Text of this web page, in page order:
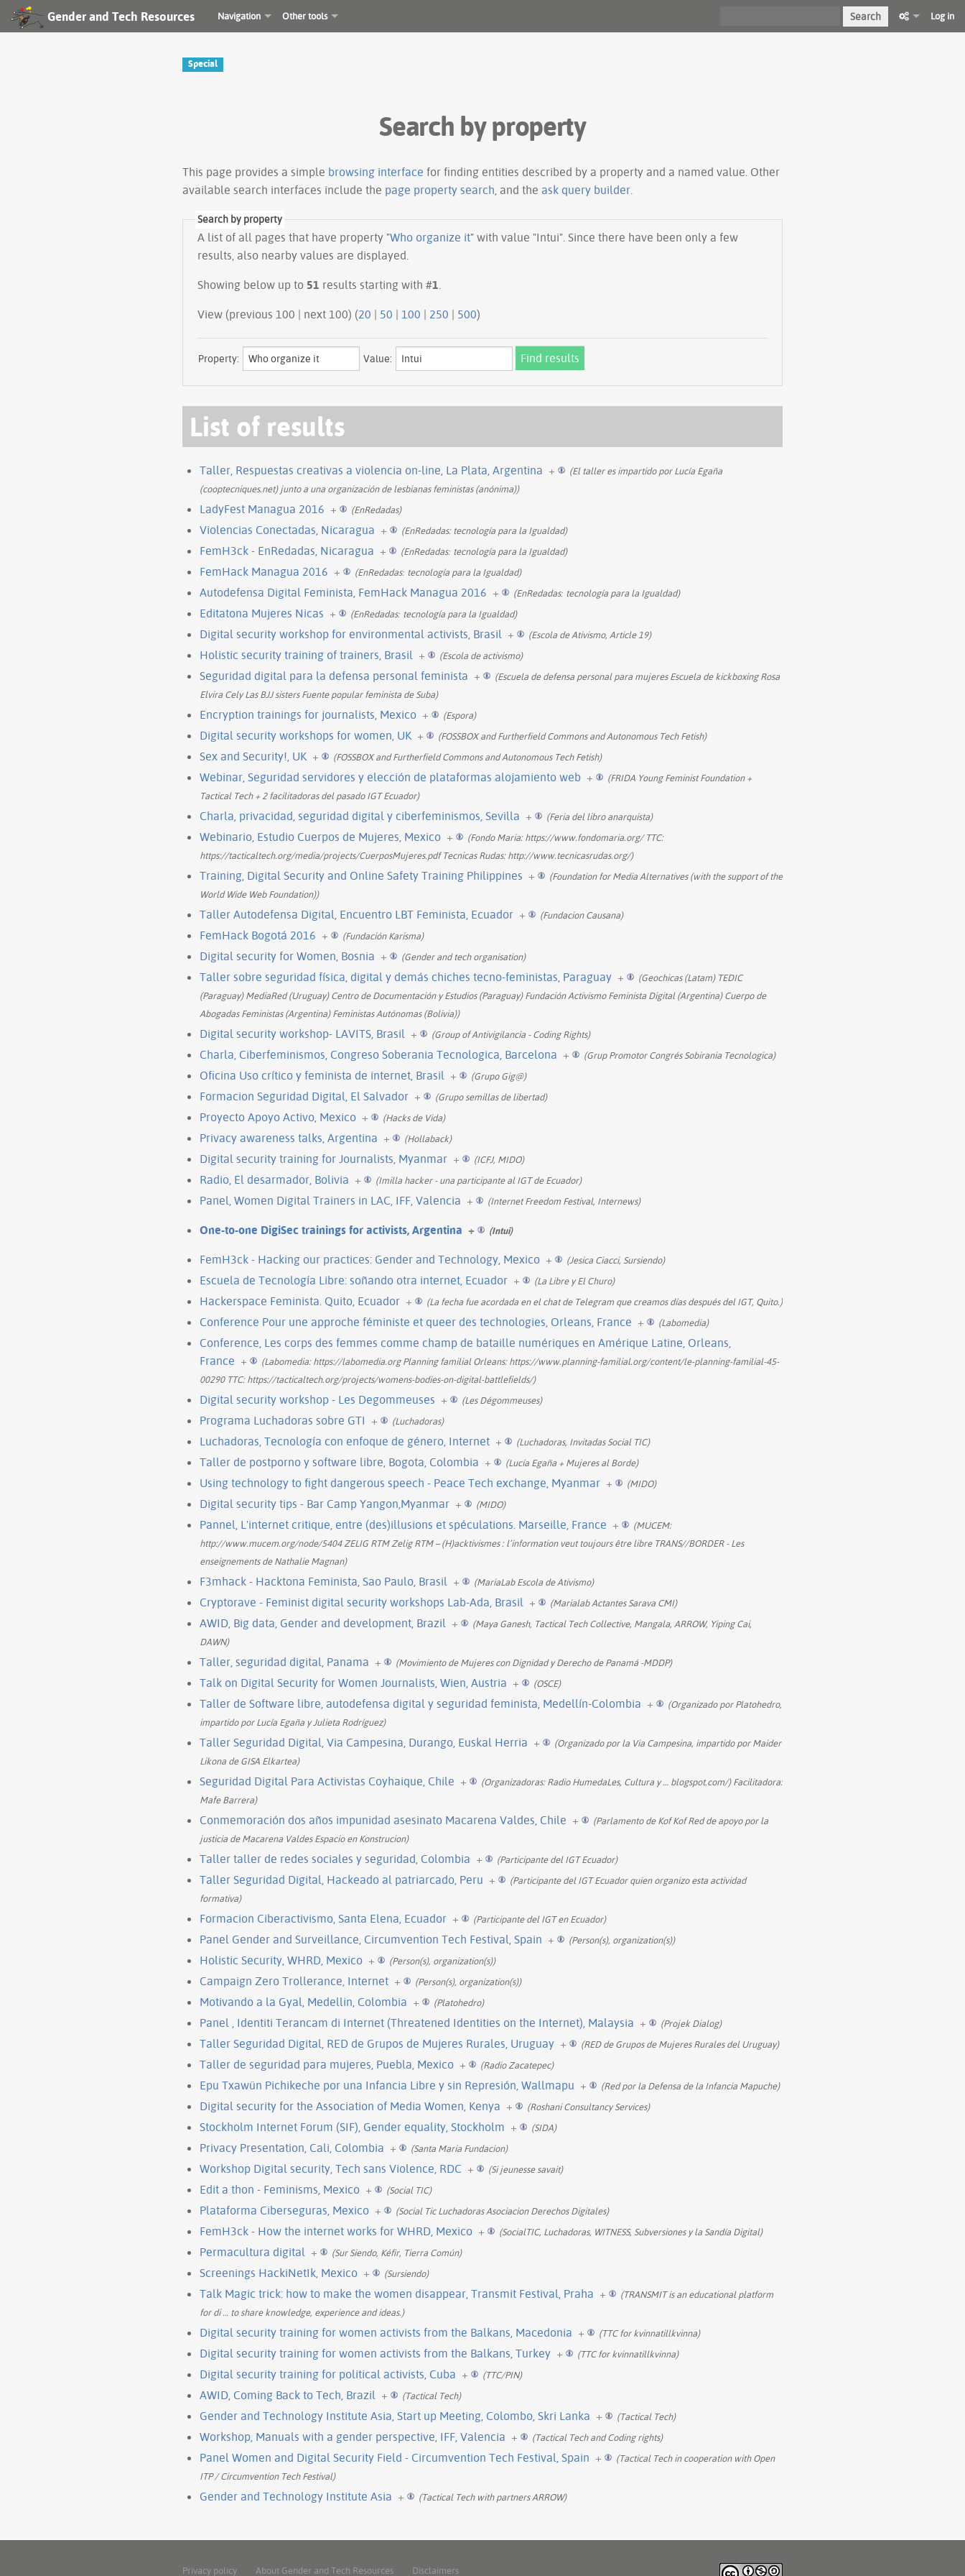
Gender and Tech Resources Navigation Other tools Search Log in
Special
Search by property
This page provides a simple browsing interface for finding entities described by a property and a named value. Other
available search interfaces include the page property search , and the ask query builder
Search by property
A list of all pages that have property "Who organize it" with value "Intui". Since there have been only a few
results, also nearby values are displayed.
Showing below up to 51 results starting with #1
View (previous 100 | next 100) (20 | 50 | 100 | 250 | 500)
Property: Value:
List of results
Taller, Respuestas creativas a violencia on-line, La Plata, Argentina +
(El taller es impartido por Lucía Egaña
(cooptecniques.net) junto a una organización de lesbianas feministas (anónima))
LadyFest Managua 2016 + (EnRedadas)
Violencias Conectadas, Nicaragua + (EnRedadas: tecnología para la Igualdad)
FemH3ck - EnRedadas, Nicaragua + (EnRedadasː tecnología para la Igualdad)
FemHack Managua 2016 + (EnRedadasː tecnología para la Igualdad)
Autodefensa Digital Feminista, FemHack Managua 2016 + (EnRedadasː tecnología para la Igualdad)
Editatona Mujeres Nicas + (EnRedadasː tecnología para la Igualdad)
Digital security workshop for environmental activists, Brasil + (Escola de Ativismo, Article 19)
Holistic security training of trainers, Brasil + (Escola de activismo)
Seguridad digital para la defensa personal feminista +
(Escuela de defensa personal para mujeres Escuela de kickboxing Rosa
Elvira Cely Las BJJ sisters Fuente popular feminista de Suba)
Encryption trainings for journalists, Mexico + (Espora)
Digital security workshops for women, UK + (FOSSBOX and Furtherfield Commons and Autonomous Tech Fetish)
Sex and Security!, UK + (FOSSBOX and Furtherfield Commons and Autonomous Tech Fetish)
Webinar, Seguridad servidores y elección de plataformas alojamiento web +
(FRIDA Young Feminist Foundation +
Tactical Tech + 2 facilitadoras del pasado IGT Ecuador)
Charla, privacidad, seguridad digital y ciberfeminismos, Sevilla + (Feria del libro anarquista)
Webinario, Estudio Cuerpos de Mujeres, Mexico +
(Fondo Maria: https://www.fondomaria.org/ TTC:
https://tacticaltech.org/media/projects/CuerposMujeres.pdf Tecnicas Rudas: http://www.tecnicasrudas.org/)
Training, Digital Security and Online Safety Training Philippines +
(Foundation for Media Alternatives (with the support of the
World Wide Web Foundation))
Taller Autodefensa Digital, Encuentro LBT Feminista, Ecuador + (Fundacion Causana)
FemHack Bogotá 2016 + (Fundación Karisma)
Digital security for Women, Bosnia + (Gender and tech organisation)
Taller sobre seguridad física, digital y demás chiches tecno-feministas, Paraguay +
(Geochicas (Latam) TEDIC
(Paraguay) MediaRed (Uruguay) Centro de Documentación y Estudios (Paraguay) Fundación Activismo Feminista Digital (Argentina) Cuerpo de
Abogadas Feministas (Argentina) Feministas Autónomas (Bolivia))
Digital security workshop- LAVITS, Brasil + (Group of Antivigilancia - Coding Rights)
Charla, Ciberfeminismos, Congreso Soberania Tecnologica, Barcelona + (Grup Promotor Congrés Sobirania Tecnologica)
Oficina Uso crítico y feminista de internet, Brasil + (Grupo Gig@)
Formacion Seguridad Digital, El Salvador + (Grupo semillas de libertad)
Proyecto Apoyo Activo, Mexico + (Hacks de Vida)
Privacy awareness talks, Argentina + (Hollaback)
Digital security training for Journalists, Myanmar + (ICFJ, MIDO)
Radio, El desarmador, Bolivia + (Imilla hacker - una participante al IGT de Ecuador)
Panel, Women Digital Trainers in LAC, IFF, Valencia + (Internet Freedom Festival, Internews)
One-to-one DigiSec trainings for activists, Argentina + (Intui)
FemH3ck - Hacking our practices: Gender and Technology, Mexico + (Jesica Ciacci, Sursiendo)
Escuela de Tecnología Libre: soñando otra internet, Ecuador + (La Libre y El Churo)
Hackerspace Feminista. Quito, Ecuador + (La fecha fue acordada en el chat de Telegram que creamos días después del IGT, Quito.)
Conference Pour une approche féministe et queer des technologies, Orleans, France + (Labomedia)
Conference, Les corps des femmes comme champ de bataille numériques en Amérique Latine, Orleans,
France +
(Labomedia: https://labomedia.org Planning familial Orleans: https://www.planning-familial.org/content/le-planning-familial-45-
00290 TTC: https://tacticaltech.org/projects/womens-bodies-on-digital-battlefields/)
Digital security workshop - Les Degommeuses + (Les Dégommeuses)
Programa Luchadoras sobre GTI + (Luchadoras)
Luchadoras, Tecnología con enfoque de género, Internet + (Luchadoras, Invitadas Social TIC)
Taller de postporno y software libre, Bogota, Colombia + (Lucía Egaña + Mujeres al Borde)
Using technology to fight dangerous speech - Peace Tech exchange, Myanmar + (MIDO)
Digital security tips - Bar Camp Yangon,Myanmar + (MIDO)
Pannel, L'internet critique, entre (des)illusions et spéculations. Marseille, France +
(MUCEM:
http://www.mucem.org/node/5404 ZELIG RTM Zelig RTM – (H)acktivismes : l’information veut toujours être libre TRANS//BORDER - Les
enseignements de Nathalie Magnan)
F3mhack - Hacktona Feminista, Sao Paulo, Brasil + (MariaLab Escola de Ativismo)
Cryptorave - Feminist digital security workshops Lab-Ada, Brasil + (Marialab Actantes Sarava CMI)
AWID, Big data, Gender and development, Brazil +
(Maya Ganesh, Tactical Tech Collective, Mangala, ARROW, Yiping Cai,
DAWN)
Taller, seguridad digital, Panama + (Movimiento de Mujeres con Dignidad y Derecho de Panamá -MDDP)
Talk on Digital Security for Women Journalists, Wien, Austria + (OSCE)
Taller de Software libre, autodefensa digital y seguridad feminista, Medellín-Colombia +
(Organizado por Platohedro,
impartido por Lucía Egaña y Julieta Rodríguez)
Taller Seguridad Digital, Via Campesina, Durango, Euskal Herria +
(Organizado por la Via Campesina, impartido por Maider
Likona de GISA Elkartea)
Seguridad Digital Para Activistas Coyhaique, Chile + (Organizadoras: Radio HumedaLes, Cultura y… blogspot.com/) Facilitadora:
Mafe Barrera)
Conmemoración dos años impunidad asesinato Macarena Valdes, Chile +
(Parlamento de Kof Kof Red de apoyo por la
justicia de Macarena Valdes Espacio en Konstrucion)
Taller taller de redes sociales y seguridad, Colombia + (Participante del IGT Ecuador)
Taller Seguridad Digital, Hackeado al patriarcado, Peru +
(Participante del IGT Ecuador quien organizo esta actividad
formativa)
Formacion Ciberactivismo, Santa Elena, Ecuador + (Participante del IGT en Ecuador)
Panel Gender and Surveillance, Circumvention Tech Festival, Spain + (Person(s), organization(s))
Holistic Security, WHRD, Mexico + (Person(s), organization(s))
Campaign Zero Trollerance, Internet + (Person(s), organization(s))
Motivando a la Gyal, Medellin, Colombia + (Platohedro)
Panel , Identiti Terancam di Internet (Threatened Identities on the Internet), Malaysia + (Projek Dialog)
Taller Seguridad Digital, RED de Grupos de Mujeres Rurales, Uruguay + (RED de Grupos de Mujeres Rurales del Uruguay)
Taller de seguridad para mujeres, Puebla, Mexico + (Radio Zacatepec)
Epu Txawün Pichikeche por una Infancia Libre y sin Represión, Wallmapu + (Red por la Defensa de la Infancia Mapuche)
Digital security for the Association of Media Women, Kenya + (Roshani Consultancy Services)
Stockholm Internet Forum (SIF), Gender equality, Stockholm + (SIDA)
Privacy Presentation, Cali, Colombia + (Santa Maria Fundacion)
Workshop Digital security, Tech sans Violence, RDC + (Si jeunesse savait)
Edit a thon - Feminisms, Mexico + (Social TIC)
Plataforma Ciberseguras, Mexico + (Social Tic Luchadoras Asociacion Derechos Digitales)
FemH3ck - How the internet works for WHRD, Mexico + (SocialTIC, Luchadoras, WITNESS, Subversiones y la Sandía Digital)
Permacultura digital + (Sur Siendo, Kéfir, Tierra Común)
Screenings HackiNetIk, Mexico + (Sursiendo)
Talk Magic trick: how to make the women disappear, Transmit Festival, Praha +
(TRANSMIT is an educational platform
for di… to share knowledge, experience and ideas.)
Digital security training for women activists from the Balkans, Macedonia + (TTC for kvinnatillkvinna)
Digital security training for women activists from the Balkans, Turkey + (TTC for kvinnatillkvinna)
Digital security training for political activists, Cuba + (TTC/PIN)
AWID, Coming Back to Tech, Brazil + (Tactical Tech)
Gender and Technology Institute Asia, Start up Meeting, Colombo, Skri Lanka + (Tactical Tech)
Workshop, Manuals with a gender perspective, IFF, Valencia + (Tactical Tech and Coding rights)
Panel Women and Digital Security Field - Circumvention Tech Festival, Spain +
(Tactical Tech in cooperation with Open
ITP / Circumvention Tech Festival)
Gender and Technology Institute Asia + (Tactical Tech with partners ARROW)
Privacy policy About Gender and Tech Resources Disclaimers